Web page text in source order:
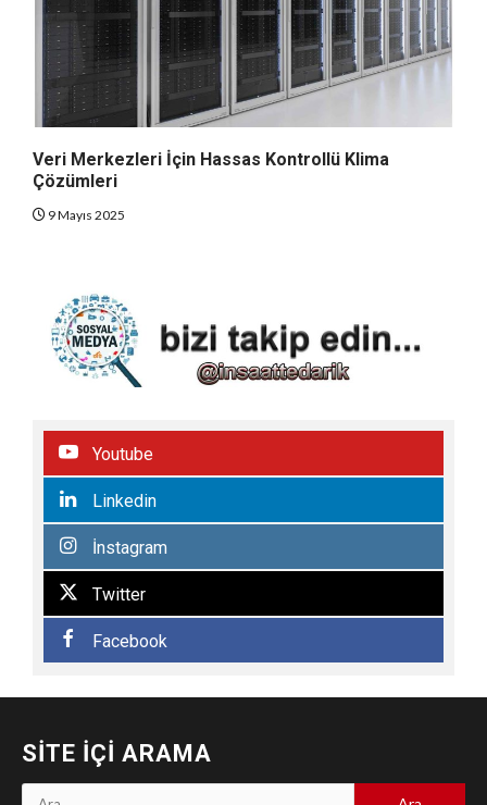
Veri Merkezleri İçin Hassas Kontrollü Klima
Çözümleri
9 Mayıs 2025
Youtube
Linkedin
İnstagram
Twitter
Facebook
SITE İÇI ARAMA
Arama: